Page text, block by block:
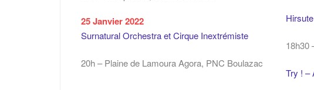
25 Janvier 2022
Surnatural Orchestra et Cirque Inextrémiste
20h – Plaine de Lamoura Agora, PNC Boulazac
18h30
Try ! –